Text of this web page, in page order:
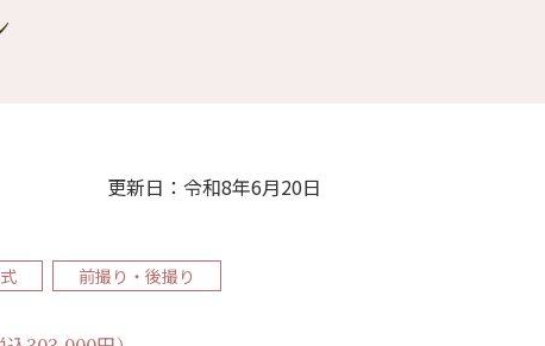
更新日：令和8年6月20日
前撮り・後撮り